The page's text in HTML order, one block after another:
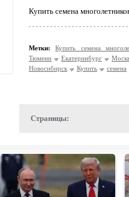
Купить семена
Метки:
Купить семена
Тюмени
Екатеринбург
Новосибирск
Купить семена
Страницы: